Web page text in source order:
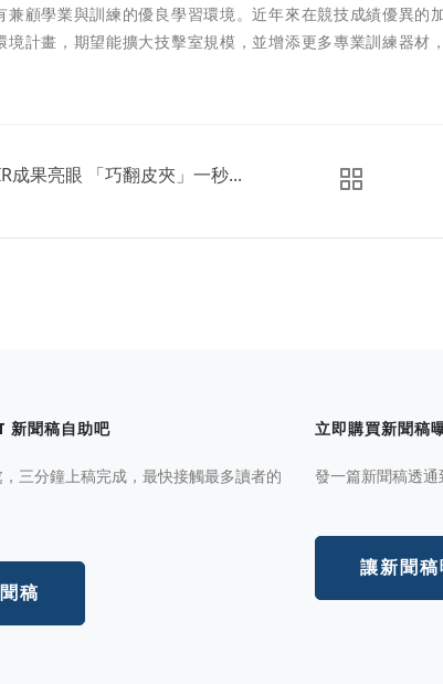
兼顧學業與訓練的優良學習環境。近年來在競技成績優異的
境計畫，期望能擴大技擊室規模，並增添更多專業訓練器材
成果亮眼 「巧翻皮夾」一秒...
新聞稿自助吧
三分鐘上稿完成，最快接觸最多讀者的
稿
立即購買新聞稿
發一篇新聞稿透通
讓新聞